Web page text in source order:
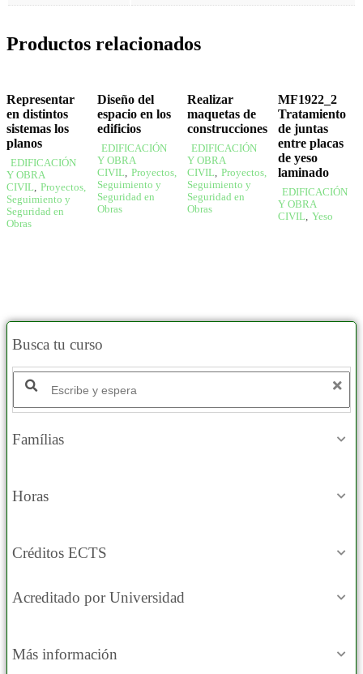
Productos relacionados
Representar
en distintos
sistemas los
planos
EDIFICACIÓN
Y OBRA
CIVIL
Proyectos,
Seguimiento y
Seguridad en
Obras
Diseño del
espacio en los
edificios
EDIFICACIÓN
Y OBRA
CIVIL
Proyectos,
Seguimiento y
Seguridad en
Obras
Realizar
maquetas de
construcciones
EDIFICACIÓN
Y OBRA
CIVIL
Proyectos,
Seguimiento y
Seguridad en
Obras
MF1922_2
Tratamiento
de juntas
entre placas
de yeso
laminado
EDIFICACIÓN
Y OBRA
CIVIL
Yeso
Busca tu curso
Famílias
Horas
Créditos ECTS
Acreditado por Universidad
Más información